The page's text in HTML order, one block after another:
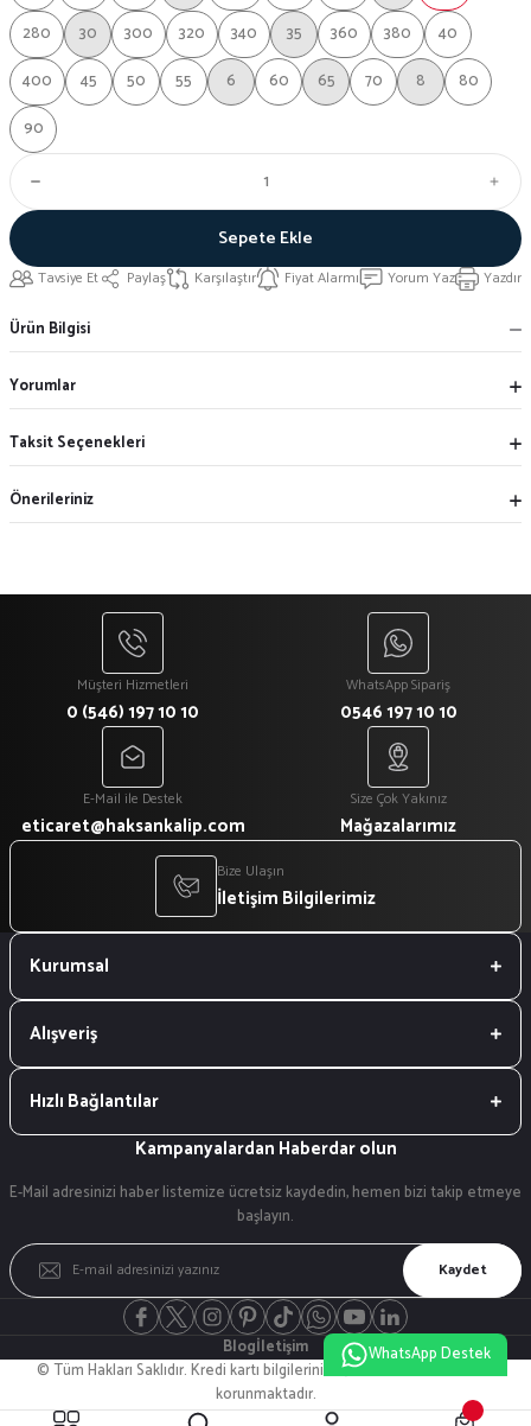
280
30 300 320 340 35 360 380
40
400
45 50 55 6 60 65 70 8
80
90
Sepete Ekle
Tavsiye Et Paylaş Karşılaştır Fiyat Alarmı Yorum Yaz Yazdır
Ürün Bilgisi
Yorumlar
Taksit Seçenekleri
Önerileriniz
Müşteri Hizmetleri
0 (546) 197 10 10
WhatsApp Sipariş
0546 197 10 10
E-Mail ile Destek
eticaret@haksankalip.com
Size Çok Yakınız
Mağazalarımız
Bize Ulaşın
İletişim Bilgilerimiz
Kurumsal
Alışveriş
Hızlı Bağlantılar
Kampanyalardan Haberdar olun
E-Mail adresinizi haber listemize ücretsiz kaydedin, hemen bizi takip etmeye
başlayın.
Kaydet
Blogİletişim
© Tüm Hakları Saklıdır. Kredi kartı bilgileriniz 256bit SSL sertifikası ile
korunmaktadır.
WhatsApp Destek